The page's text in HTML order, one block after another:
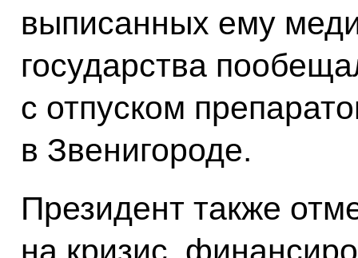
выписанных ему
государства
с отпуском
в Звенигороде.
Президент также